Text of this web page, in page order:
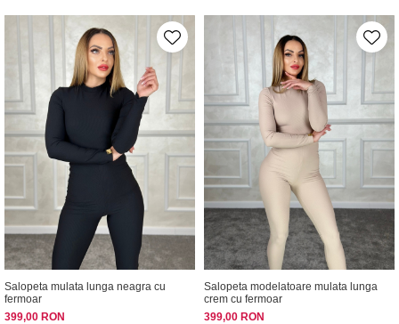
Salopeta mulata lunga neagra cu
fermoar
399,00 RON
Salopeta modelatoare mulata lunga
crem cu fermoar
399,00 RON